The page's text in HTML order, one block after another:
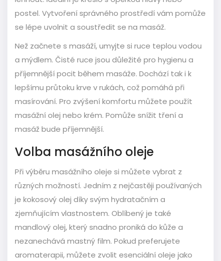
postel. Vytvoření správného prostředí vám pomůže
se lépe uvolnit a soustředit se na masáž.
Než začnete s masáží, umyjte si ruce teplou vodou
a mýdlem. Čisté ruce jsou důležité pro hygienu a
příjemnější pocit během masáže. Dochází tak i k
lepšímu průtoku krve v rukách, což pomáhá při
masírování. Pro zvýšení komfortu můžete použít
masážní olej nebo krém. Pomůže snížit tření a
masáž bude příjemnější.
Volba masážního oleje
Při výběru masážního oleje si můžete vybrat z
různých možností. Jedním z nejčastěji používaných
je kokosový olej díky svým hydratačním a
zjemňujícím vlastnostem. Oblíbený je také
mandlový olej, který snadno proniká do kůže a
nezanechává mastný film. Pokud preferujete
aromaterapii, můžete zvolit esenciální oleje jako